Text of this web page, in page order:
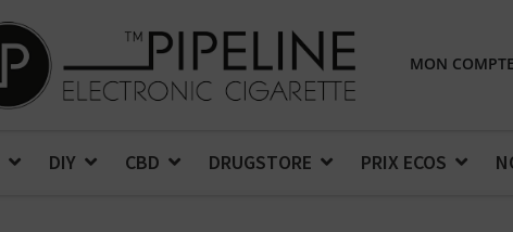
MON COMPTE
DIY CBD DRUGSTORE PRIX ECOS